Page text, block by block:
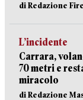
di Redazione
L’incidente
Carrara,
70 metri e
miracolo
di Redazione